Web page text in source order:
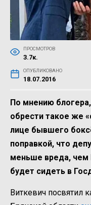
ПРОСМОТРОВ
3.7к.
ОПУБЛИКОВАНО
18.07.2016
По мнению
обрести такое же
лице бывшего
поправкой, что
меньше вреда, чем
будет сидеть в
Виткевич посвятил